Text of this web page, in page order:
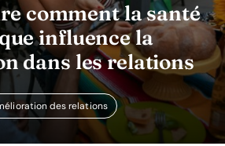
comment la santé
influence la
dans les relations
des relations